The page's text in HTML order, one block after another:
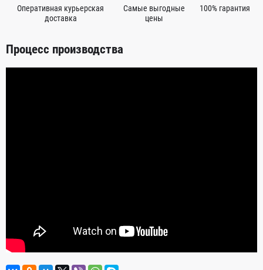
Оперативная курьерская
доставка
Самые выгодные
цены
100% гарантия
Процесс производства